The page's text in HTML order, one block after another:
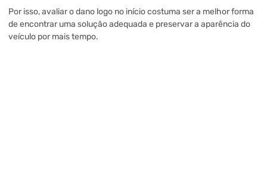
Por isso, avaliar o dano logo no início costuma ser a melhor forma
de encontrar uma solução adequada e preservar a aparência do
veículo por mais tempo.